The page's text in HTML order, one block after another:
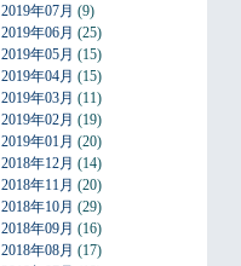
2019年07月 (9)
2019年06月 (25)
2019年05月 (15)
2019年04月 (15)
2019年03月 (11)
2019年02月 (19)
2019年01月 (20)
2018年12月 (14)
2018年11月 (20)
2018年10月 (29)
2018年09月 (16)
2018年08月 (17)